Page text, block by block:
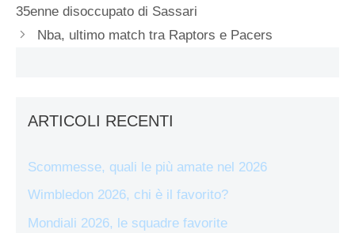
35enne disoccupato di Sassari
Nba, ultimo match tra Raptors e Pacers
ARTICOLI RECENTI
Scommesse, quali le più amate nel 2026
Wimbledon 2026, chi è il favorito?
Mondiali 2026, le squadre favorite